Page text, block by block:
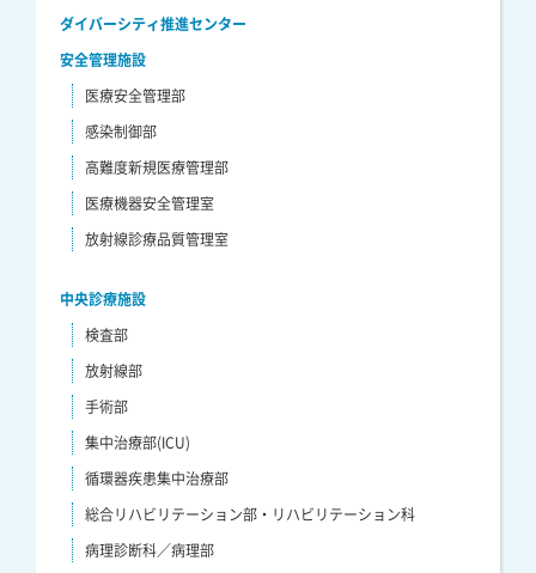
ダイバーシティ推進センター
安全管理施設
医療安全管理部
感染制御部
高難度新規医療管理部
医療機器安全管理室
放射線診療品質管理室
中央診療施設
検査部
放射線部
手術部
集中治療部(ICU)
循環器疾患集中治療部
総合リハビリテーション部・リハビリテーション科
病理診断科／病理部